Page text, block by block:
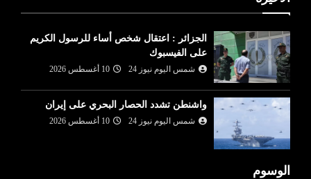
الجزائر : اعتقال شخص أساء للرسول الكريم
على الفيسبوك
شمس اليوم نيوز 24 10 أغسطس 2026
واشنطن تشدد الحصار البحري على إيران
شمس اليوم نيوز 24 10 أغسطس 2026
الوسوم